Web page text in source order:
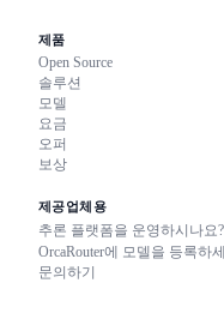
제품
Open Source
솔루션
모델
요금
오퍼
보상
제공업체용
추론 플랫폼을 운영하시나요?
OrcaRouter에 모델을 등록하
문의하기